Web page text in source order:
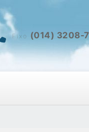
Fixo (014) 3208-